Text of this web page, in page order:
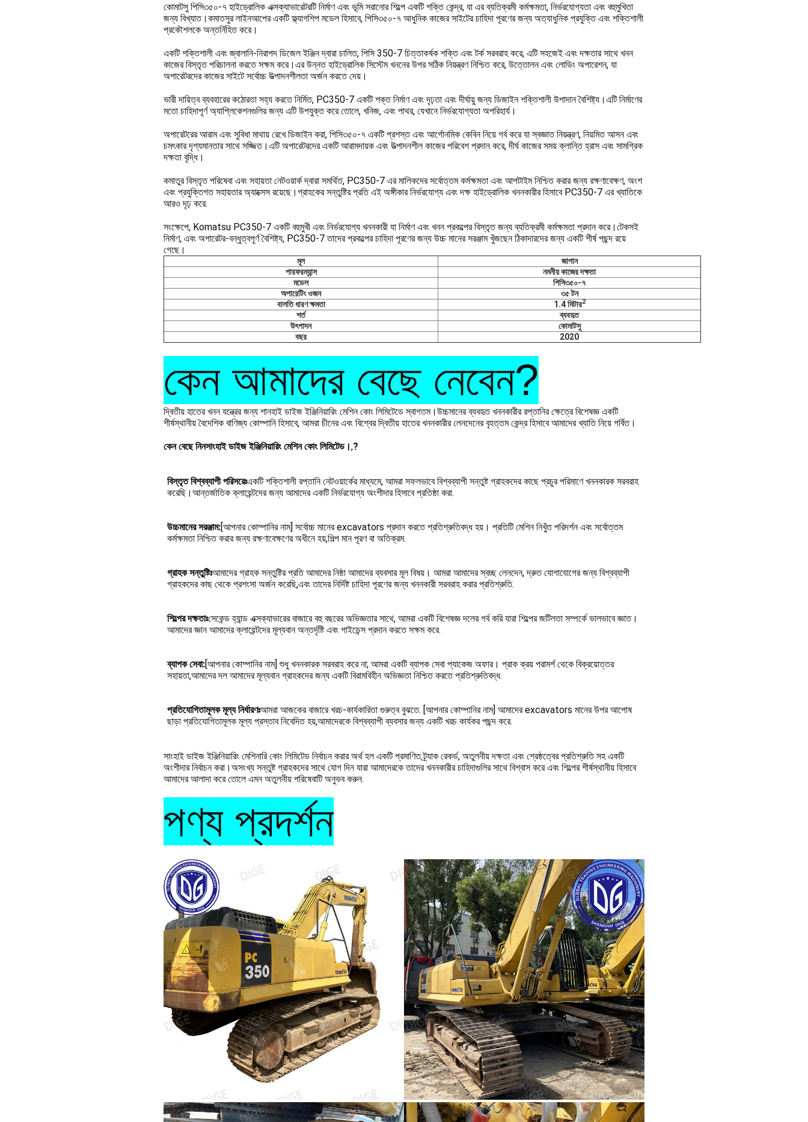
কোমাটসু পিসি৩৫০-৭ হাইড্রোলিক এক্সক্যাভারেটরটি নির্মাণ এবং ভূমি সরানোর শিল্পে একটি শক্তি কেন্দ্র, যা এর ব্যতিক্রমী কর্মক্ষমতা, নির্ভরযোগ্যতা এবং বহুমুখিতা
জন্য বিখ্যাত।কমাতসুর লাইনআপের একটি ফ্ল্যাগশিপ মডেল হিসাবে, পিসি৩৫০-৭ আধুনিক কাজের সাইটের চাহিদা পূরণের জন্য অত্যাধুনিক প্রযুক্তি এবং শক্তিশালী
প্রকৌশলকে অন্তর্নিহিত করে।
একটি শক্তিশালী এবং জ্বালানি-নিরাপদ ডিজেল ইঞ্জিন দ্বারা চালিত, পিসি 350-7 চিত্তাকর্ষক শক্তি এবং টর্ক সরবরাহ করে, এটি সহজেই এবং দক্ষতার সাথে খনন
কাজের বিস্তৃত পরিচালনা করতে সক্ষম করে।এর উন্নত হাইড্রোলিক সিস্টেম খননের উপর সঠিক নিয়ন্ত্রণ নিশ্চিত করে, উত্তোলন এবং লোডিং অপারেশন, যা
অপারেটরদের কাজের সাইটে সর্বোচ্চ উত্পাদনশীলতা অর্জন করতে দেয়।
ভারী দায়িত্ব ব্যবহারের কঠোরতা সহ্য করতে নির্মিত, PC350-7 একটি শক্ত নির্মাণ এবং দৃঢ়তা এবং দীর্ঘায়ু জন্য ডিজাইন শক্তিশালী উপাদান বৈশিষ্ট্য।এটি নির্মাণের
মতো চাহিদাপূর্ণ অ্যাপ্লিকেশনগুলির জন্য এটি উপযুক্ত করে তোলে, খনিজ, এবং পাথর, যেখানে নির্ভরযোগ্যতা অপরিহার্য।
অপারেটরের আরাম এবং সুবিধা মাথায় রেখে ডিজাইন করা, পিসি৩৫০-৭ একটি প্রশস্ত এবং আর্গোনমিক কেবিন নিয়ে গর্ব করে যা স্বজ্ঞাত নিয়ন্ত্রণ, নিয়মিত আসন এবং
চমৎকার দৃশ্যমানতার সাথে সজ্জিত।এটি অপারেটরদের একটি আরামদায়ক এবং উত্পাদনশীল কাজের পরিবেশ প্রদান করে, দীর্ঘ কাজের সময় ক্লান্তি হ্রাস এবং সামগ্রিক
দক্ষতা বৃদ্ধি।
কমাতুর বিস্তৃত পরিষেবা এবং সহায়তা নেটওয়ার্ক দ্বারা সমর্থিত, PC350-7 এর মালিকদের সর্বোত্তম কর্মক্ষমতা এবং আপটাইম নিশ্চিত করার জন্য রক্ষণাবেক্ষণ, অংশ
এবং প্রযুক্তিগত সহায়তার অ্যাক্সেস রয়েছে।গ্রাহকের সন্তুষ্টির প্রতি এই অঙ্গীকার নির্ভরযোগ্য এবং দক্ষ হাইড্রোলিক খননকারীর হিসাবে PC350-7 এর খ্যাতিকে
আরও দৃঢ় করে.
সংক্ষেপে, Komatsu PC350-7 একটি বহুমুখী এবং নির্ভরযোগ্য খননকারী যা নির্মাণ এবং খনন প্রকল্পের বিস্তৃত জন্য ব্যতিক্রমী কর্মক্ষমতা প্রদান করে।টেকসই
নির্মাণ, এবং অপারেটর-বন্ধুত্বপূর্ণ বৈশিষ্ট্য, PC350-7 তাদের প্রকল্পের চাহিদা পূরণের জন্য উচ্চ মানের সরঞ্জাম খুঁজছেন ঠিকাদারদের জন্য একটি শীর্ষ পছন্দ রয়ে
গেছে।
মূল
জাপান
পারফরম্যান্স
নমনীয় কাজের দক্ষতা
মডেল
পিসি৩৫০-৭
অপারেটিং ওজন
৩৫ টন
বালতি ধারণ ক্ষমতা
1.4 মিটার2
শর্ত
ব্যবহৃত
উৎপাদন
কোমাটসু
বছর
2020
কেন আমাদের বেছে নেবেন?
দ্বিতীয় হাতের খনন যন্ত্রের জন্য শানহাই ডাইজ ইঞ্জিনিয়ারিং মেশিন কোং লিমিটেডে স্বাগতম।উচ্চমানের ব্যবহৃত খননকারীর রপ্তানির ক্ষেত্রে বিশেষজ্ঞ একটি
শীর্ষস্থানীয় বৈদেশিক বাণিজ্য কোম্পানি হিসাবে, আমরা চীনের এবং বিশ্বের দ্বিতীয় হাতের খননকারীর লেনদেনের বৃহত্তম কেন্দ্র হিসাবে আমাদের খ্যাতি নিয়ে গর্বিত।
কেন বেছে নিনসাংহাই ডাইজ ইঞ্জিনিয়ারিং মেশিন কোং লিমিটেড।,?
বিস্তৃত বিশ্বব্যাপী পরিসরেঃএকটি শক্তিশালী রপ্তানি নেটওয়ার্কের মাধ্যমে, আমরা সফলভাবে বিশ্বব্যাপী সন্তুষ্ট গ্রাহকদের কাছে প্রচুর পরিমাণে খননকারক সরবরাহ
করেছি।আন্তর্জাতিক ক্লায়েন্টদের জন্য আমাদের একটি নির্ভরযোগ্য অংশীদার হিসাবে প্রতিষ্ঠা করা.
উচ্চমানের সরঞ্জাম:[আপনার কোম্পানির নাম] সর্বোচ্চ মানের excavators প্রদান করতে প্রতিশ্রুতিবদ্ধ হয়। প্রতিটি মেশিন নিখুঁত পরিদর্শন এবং সর্বোত্তম
কর্মক্ষমতা নিশ্চিত করার জন্য রক্ষণাবেক্ষণের অধীনে হয়,শিল্প মান পূরণ বা অতিক্রম.
গ্রাহক সন্তুষ্টিঃআমাদের গ্রাহক সন্তুষ্টির প্রতি আমাদের নিষ্ঠা আমাদের ব্যবসার মূল বিষয়। আমরা আমাদের স্বচ্ছ লেনদেন, দ্রুত যোগাযোগের জন্য বিশ্বব্যাপী
গ্রাহকদের কাছ থেকে প্রশংসা অর্জন করেছি,এবং তাদের নির্দিষ্ট চাহিদা পূরণের জন্য খননকারী সরবরাহ করার প্রতিশ্রুতি.
শিল্পের দক্ষতাঃসেকেন্ড হ্যান্ড এক্সক্যাভারের বাজারে বহু বছরের অভিজ্ঞতার সাথে, আমরা একটি বিশেষজ্ঞ দলের গর্ব করি যারা শিল্পের জটিলতা সম্পর্কে ভালভাবে জ্ঞাত।
আমাদের জ্ঞান আমাদের ক্লায়েন্টদের মূল্যবান অন্তর্দৃষ্টি এবং গাইডেন্স প্রদান করতে সক্ষম করে.
ব্যাপক সেবা:[আপনার কোম্পানির নাম] শুধু খননকারক সরবরাহ করে না; আমরা একটি ব্যাপক সেবা প্যাকেজ অফার। প্রাক ক্রয় পরামর্শ থেকে বিক্রয়োত্তর
সহায়তা,আমাদের দল আমাদের মূল্যবান গ্রাহকদের জন্য একটি বিরামবিহীন অভিজ্ঞতা নিশ্চিত করতে প্রতিশ্রুতিবদ্ধ.
প্রতিযোগিতামূলক মূল্য নির্ধারণঃআমরা আজকের বাজারে খরচ-কার্যকারিতা গুরুত্ব বুঝতে. [আপনার কোম্পানির নাম] আমাদের excavators মানের উপর আপোষ
ছাড়া প্রতিযোগিতামূলক মূল্য প্রস্তাব নিবেদিত হয়,আমাদেরকে বিশ্বব্যাপী ব্যবসার জন্য একটি খরচ কার্যকর পছন্দ করে.
সাংহাই ডাইজ ইঞ্জিনিয়ারিং মেশিনারি কোং লিমিটেড নির্বাচন করার অর্থ হল একটি প্রমাণিত ট্র্যাক রেকর্ড, অতুলনীয় দক্ষতা এবং শ্রেষ্ঠত্বের প্রতিশ্রুতি সহ একটি
অংশীদার নির্বাচন করা।অসংখ্য সন্তুষ্ট গ্রাহকদের সাথে যোগ দিন যারা আমাদেরকে তাদের খননকারীর চাহিদাগুলির সাথে বিশ্বাস করে এবং শিল্পের শীর্ষস্থানীয় হিসাবে
আমাদের আলাদা করে তোলে এমন অতুলনীয় পরিষেবাটি অনুভব করুন.
পণ্য প্রদর্শন